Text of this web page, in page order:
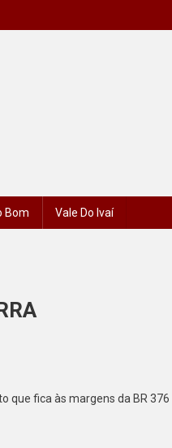
Bom Vale Do Ivaí
que fica às margens da BR 376